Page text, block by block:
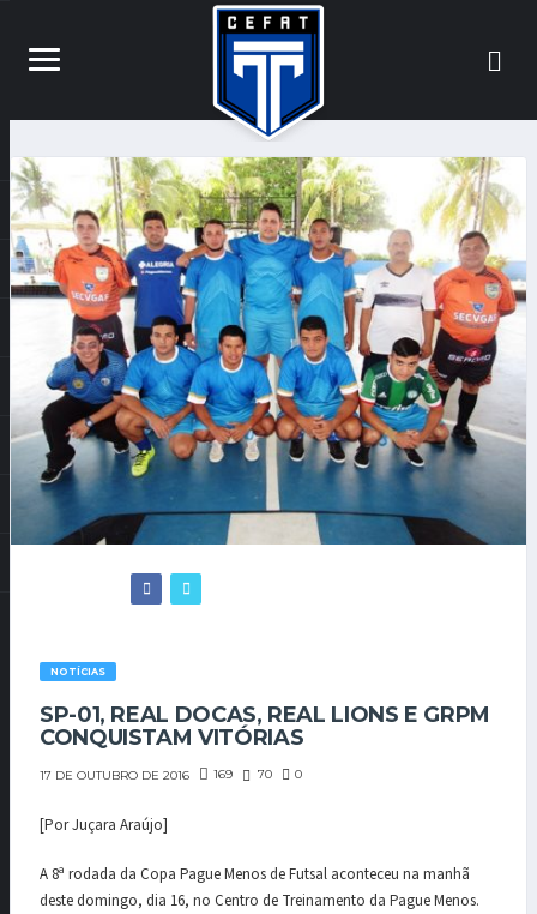
NOTÍCIAS
SP-01, REAL DOCAS, REAL LIONS E GRPM
CONQUISTAM VITÓRIAS
17 DE OUTUBRO DE 2016 169 70 0
[Por Juçara Araújo]
A 8ª rodada da Copa Pague Menos de Futsal aconteceu na manhã
deste domingo, dia 16, no Centro de Treinamento da Pague Menos.